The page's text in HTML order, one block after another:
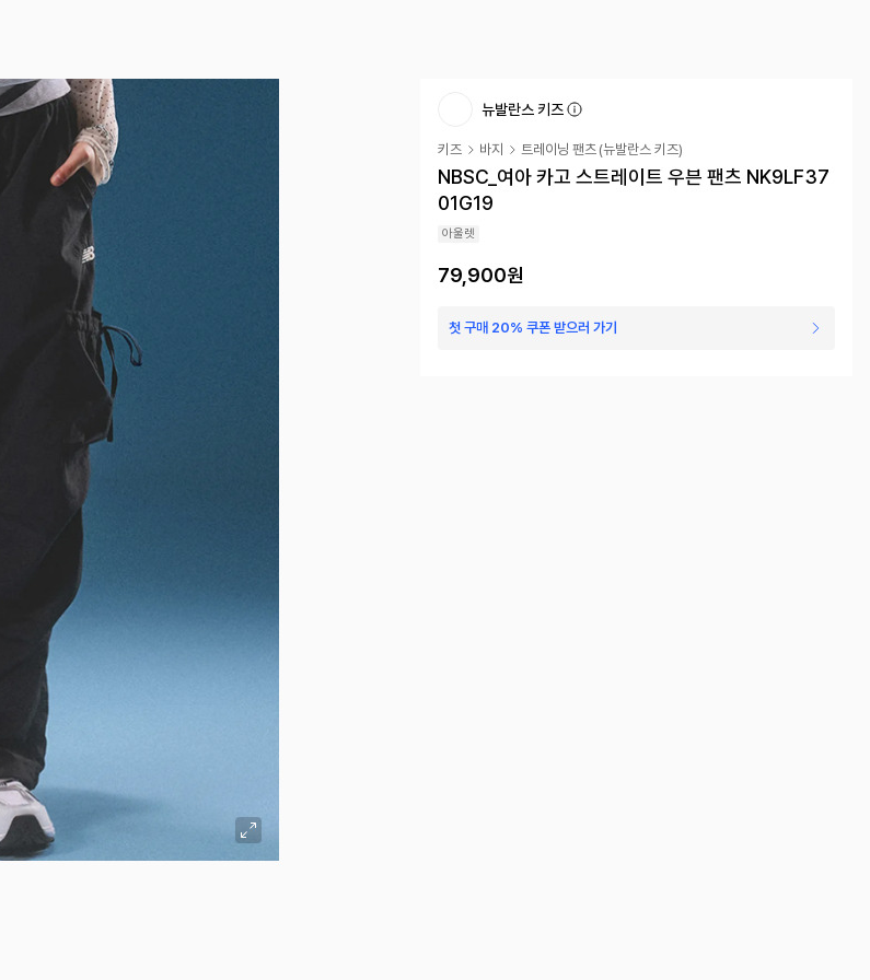
뉴발란스 키즈
키즈 바지 트레이닝 팬츠 (뉴발란스 키즈)
NBSC_여아 카고 스트레이트 우븐 팬츠 NK9LF37
01G19
아울렛
79,900원
첫 구매 20% 쿠폰 받으러 가기